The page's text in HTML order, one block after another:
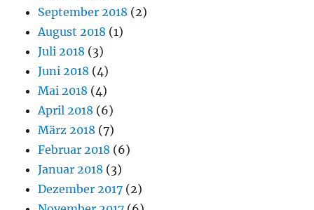
September 2018 (2)
August 2018 (1)
Juli 2018 (3)
Juni 2018 (4)
Mai 2018 (4)
April 2018 (6)
März 2018 (7)
Februar 2018 (6)
Januar 2018 (3)
Dezember 2017 (2)